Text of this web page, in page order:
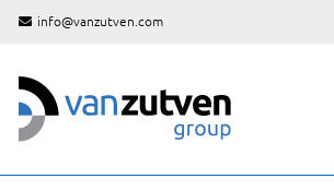
info@vanzutven.com